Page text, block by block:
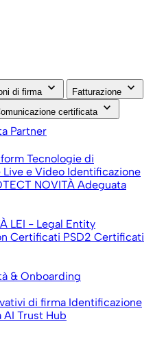
di firma keyboard_arrow_down Fatturazione keyboard_arrow_down
certificata keyboard_arrow_down
Partner
Tecnologie di
e Video Identificazione
NOVITÀ Adeguata
LEI - Legal Entity
Certificati PSD2 Certificati
& Onboarding
di firma Identificazione
AI Trust Hub